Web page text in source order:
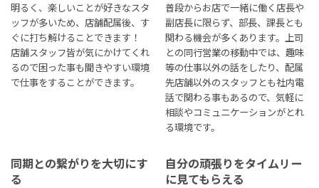
明るく、楽しいことが好きなスタ
ッフが多いため、店舗配属後、す
ぐに打ち解けることできます！
店舗スタッフ皆が気にかけてくれ
るので困った事も聞きやすい環境
で仕事をすることができます。
普段からお店で一緒に働く店長や
副店長に限らず、部長、課長とも
関わる機会が多くあります。上司
との同行営業の移動中では、趣味
等の仕事以外の話をしたり、配属
先店舗以外のスタッフとも社内電
話で関わる事もあるので、気軽に
相談やコミュニケーションがとれ
る環境です。
同期との繋がりを大切にす
る
自分の頑張りをタイムリー
に見てもらえる